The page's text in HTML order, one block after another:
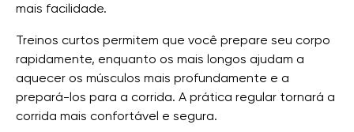
mais facilidade.
Treinos curtos permitem que você prepare seu corpo
rapidamente, enquanto os mais longos ajudam a
aquecer os músculos mais profundamente e a
prepará-los para a corrida. A prática regular tornará a
corrida mais confortável e segura.